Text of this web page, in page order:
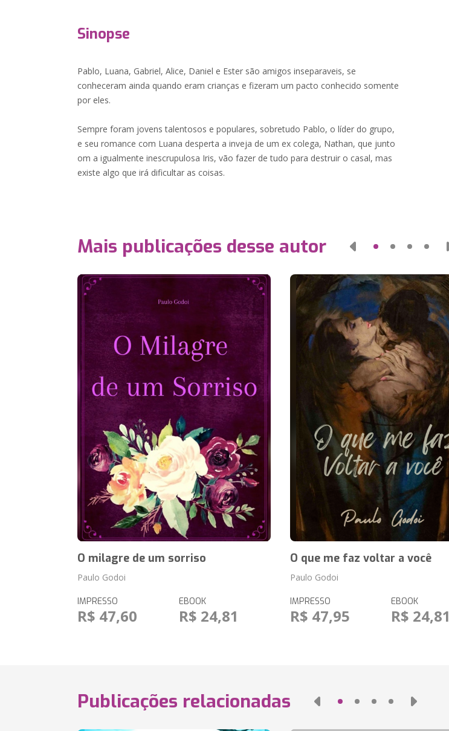
Sinopse
Pablo, Luana, Gabriel, Alice, Daniel e Ester são amigos inseparaveis, se
conheceram ainda quando eram crianças e fizeram um pacto conhecido somente
por eles.
Sempre foram jovens talentosos e populares, sobretudo Pablo, o líder do grupo,
e seu romance com Luana desperta a inveja de um ex colega, Nathan, que junto
om a igualmente inescrupulosa Iris, vão fazer de tudo para destruir o casal, mas
existe algo que irá dificultar as coisas.
Mais publicações desse autor
O milagre de um sorriso
Paulo Godoi
IMPRESSO
R$ 47,60
EBOOK
R$ 24,81
O que me faz voltar a você
Paulo Godoi
IMPRESSO
R$ 47,95
EBOOK
R$ 24,81
Publicações relacionadas